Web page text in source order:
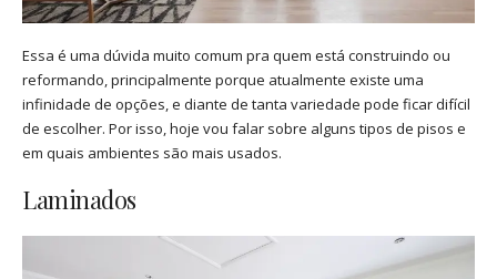
Essa é uma dúvida muito comum pra quem está construindo ou
reformando, principalmente porque atualmente existe uma
infinidade de opções, e diante de tanta variedade pode ficar difícil
de escolher. Por isso, hoje vou falar sobre alguns tipos de pisos e
em quais ambientes são mais usados.
Laminados